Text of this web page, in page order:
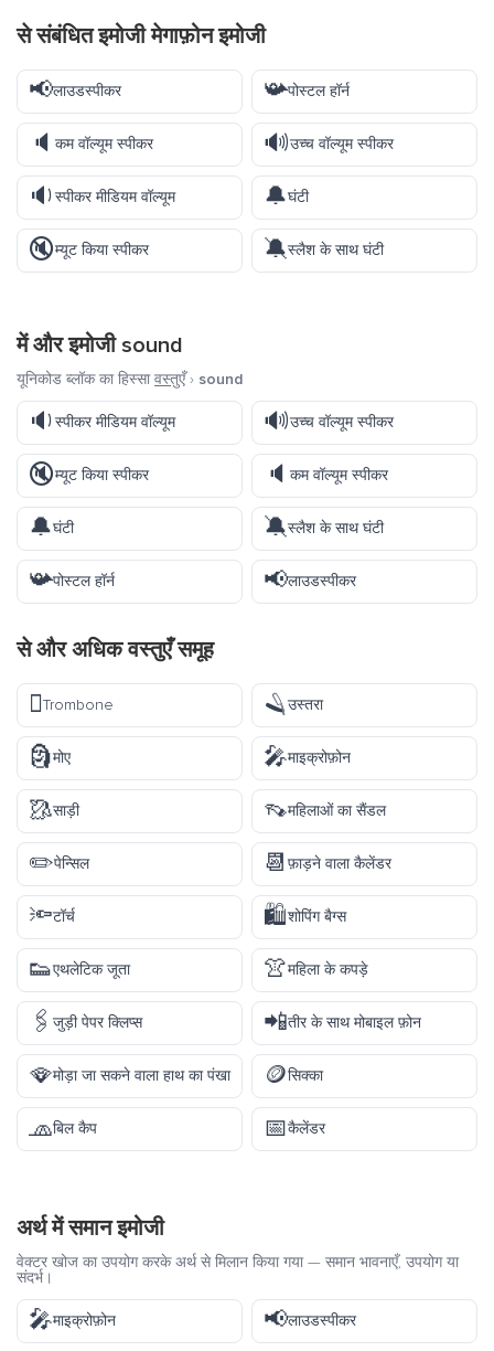
से संबंधित इमोजी मेगाफ़ोन इमोजी
📢लाउडस्पीकर 📯पोस्टल हॉर्न
🔈 कम वॉल्यूम स्पीकर 🔊उच्च वॉल्यूम स्पीकर
🔉स्पीकर मीडियम वॉल्यूम 🔔घंटी
🔇म्यूट किया स्पीकर 🔕स्लैश के साथ घंटी
में और इमोजी sound
यूनिकोड ब्लॉक का हिस्सावस्तुएँ› sound
🔉स्पीकर मीडियम वॉल्यूम 🔊उच्च वॉल्यूम स्पीकर
🔇म्यूट किया स्पीकर 🔈 कम वॉल्यूम स्पीकर
🔔घंटी 🔕स्लैश के साथ घंटी
📯पोस्टल हॉर्न 📢लाउडस्पीकर
से और अधिकवस्तुएँसमूह
🪊Trombone 🪒उस्तरा
🗿मोए 🎤माइक्रोफ़ोन
🥻साड़ी 👡महिलाओं का सैंडल
✏️पेन्सिल 📆 फ़ाड़ने वाला कैलेंडर
🔦टॉर्च 🛍️शोपिंग बैग्स
👟एथलेटिक जूता 👚महिला के कपड़े
🖇️ जुड़ी पेपर क्लिप्स 📲तीर के साथ मोबाइल फ़ोन
🪭मोड़ा जा सकने वाला हाथ का पंखा 🪙सिक्का
🧢बिल कैप 📅कैलेंडर
अर्थ में समान इमोजी
वेक्टर खोज का उपयोग करके अर्थ से मिलान किया गया — समान भावनाएँ, उपयोग या
संदर्भ।
🎤माइक्रोफ़ोन 📢लाउडस्पीकर